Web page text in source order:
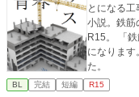
とになる
小説。鉄筋
R15。 「鉄筋青春カタルシス」はその後の工事現場の男視点
になります
た。
BL 完結 短編 R15